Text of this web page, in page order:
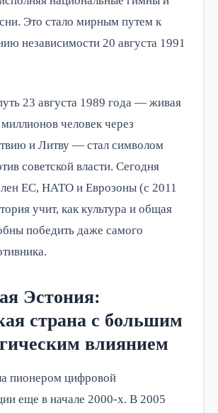
Это стало мирным путем к
независимости 20 августа 1991
23 августа 1989 года — живая
человек через
и Литву — стал символом
советской власти. Сегодня
ЕС, НАТО и Еврозоны (с 2011
учит, как культура и общая
победить даже самого
Эстония:
страна с большим
влиянием
пионером цифровой
еще в начале 2000-х. В 2005